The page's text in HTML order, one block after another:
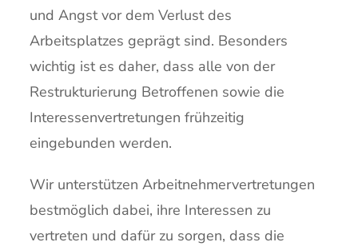
und Angst vor dem Verlust des
Arbeitsplatzes geprägt sind. Besonders
wichtig ist es daher, dass alle von der
Restrukturierung Betroffenen sowie die
Interessenvertretungen frühzeitig
eingebunden werden.
Wir unterstützen Arbeitnehmervertretungen
bestmöglich dabei, ihre Interessen zu
vertreten und dafür zu sorgen, dass die